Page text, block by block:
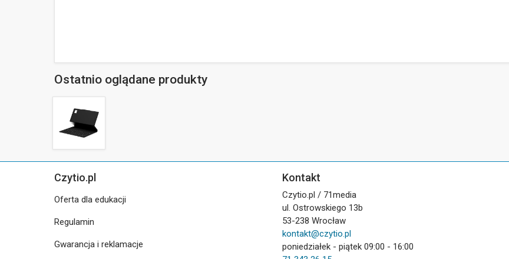
Ostatnio oglądane produkty
Czytio.pl
Oferta dla edukacji
Regulamin
Gwarancja i reklamacje
Kontakt
Czytio.pl / 71media
ul. Ostrowskiego 13b
53-238 Wrocław
kontakt@czytio.pl
poniedziałek - piątek 09:00 - 16:00